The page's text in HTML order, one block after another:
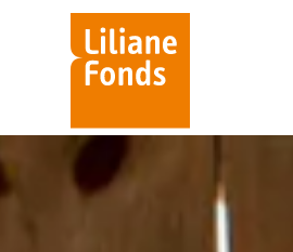
Liliane
Fonds